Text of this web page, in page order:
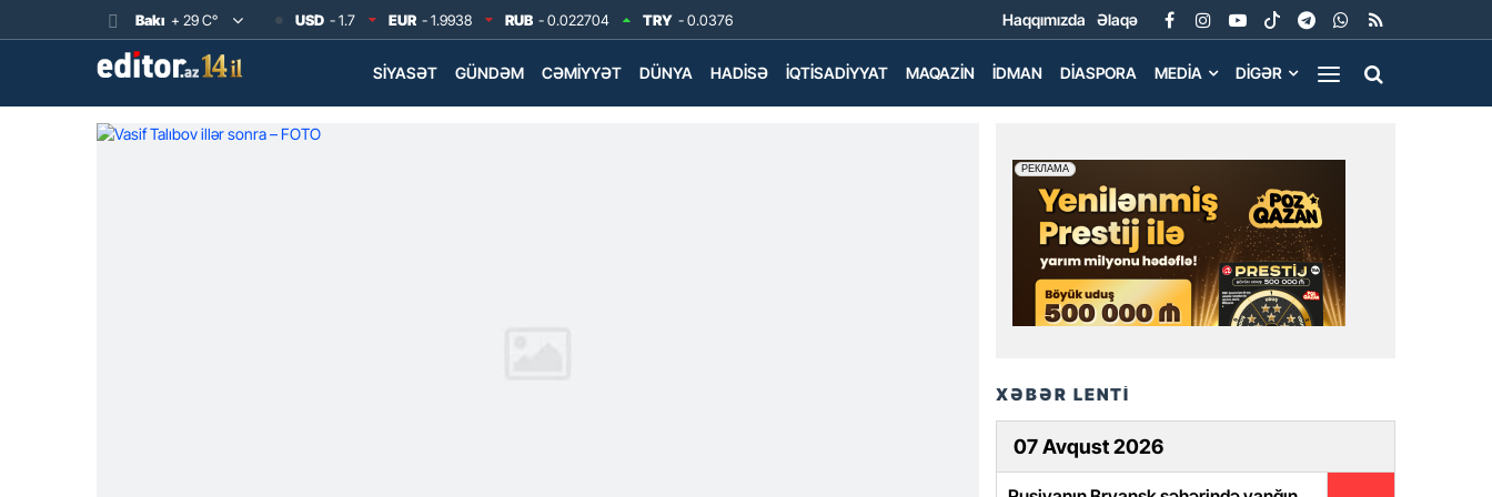
Bakı + 29 C° USD - 1.7 EUR - 1.9938 RUB - 0.022704 TRY - 0.0376 Haqqımızda Əlaqə
SIYASƏT GÜNDƏM CƏMIYYƏT DÜNYA HADISƏ İQTISADIYYAT MAQAZIN İDMAN DIASPORA MEDIA DIGƏR
XƏBƏR LENTİ
07 Avqust 2026